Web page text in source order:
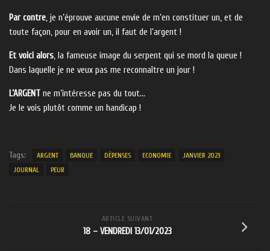
Par contre, je n’éprouve aucune envie de m’en constituer un, et de
toute façon, pour en avoir un, il faut de l’argent !
Et voici alors, la fameuse image du serpent qui se mord la queue !
Dans laquelle je ne veux pas me reconnaître un jour !
L’ARGENT ne m’intéresse pas du tout…
Je le vois plutôt comme un handicap !
Tags: ARGENT BANQUE DÉPENSES ECONOMIE
JANVIER 2023
JOURNAL
PEUR
ARTICLE SUIVANT
18 – VENDREDI 13/01/2023